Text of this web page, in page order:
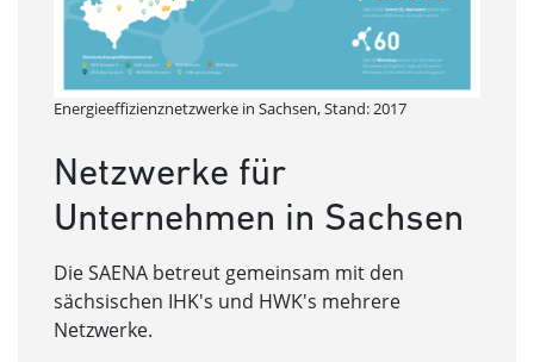
Energieeffizienznetzwerke in Sachsen, Stand: 2017
Netzwerke für
Unternehmen in Sachsen
Die SAENA betreut gemeinsam mit den
sächsischen IHK's und HWK's mehrere
Netzwerke.